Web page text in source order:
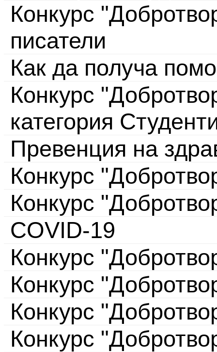
Конкурс
писатели
Как да получа
Конкурс
категория
Превенция на
Конкурс
Конкурс
COVID-19
Конкурс
Конкурс
Конкурс
Конкурс